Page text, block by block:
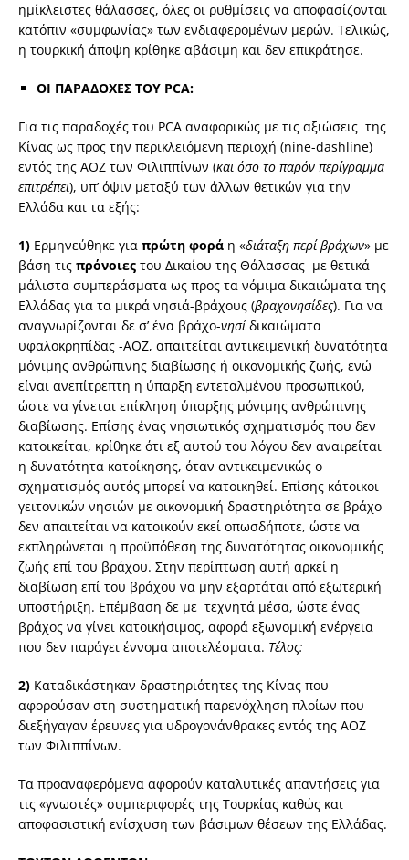
ημίκλειστες θάλασσες, όλες οι ρυθμίσεις να αποφασίζονται
κατόπιν «συμφωνίας» των ενδιαφερομένων μερών. Τελικώς,
η τουρκική άποψη κρίθηκε αβάσιμη και δεν επικράτησε.
ΟΙ ΠΑΡΑΔΟΧΕΣ ΤΟΥ PCA:
Για τις παραδοχές του PCA αναφορικώς με τις αξιώσεις της
Κίνας ως προς την περικλειόμενη περιοχή (nine-dashline)
εντός της ΑΟΖ των Φιλιππίνων (και όσο το παρόν περίγραμμα
επιτρέπει), υπ’ όψιν μεταξύ των άλλων θετικών για την
Ελλάδα και τα εξής:
1) Ερμηνεύθηκε για πρώτη φορά η «διάταξη περί βράχων» με
βάση τις πρόνοιες του Δικαίου της Θάλασσας με θετικά
μάλιστα συμπεράσματα ως προς τα νόμιμα δικαιώματα της
Ελλάδας για τα μικρά νησιά-βράχους (βραχονησίδες). Για να
αναγνωρίζονται δε σ’ ένα βράχο-νησίδικαιώματα
υφαλοκρηπίδας -ΑΟΖ, απαιτείται αντικειμενική δυνατότητα
μόνιμης ανθρώπινης διαβίωσης ή οικονομικής ζωής, ενώ
είναι ανεπίτρεπτη η ύπαρξη εντεταλμένου προσωπικού,
ώστε να γίνεται επίκληση ύπαρξης μόνιμης ανθρώπινης
διαβίωσης. Επίσης ένας νησιωτικός σχηματισμός που δεν
κατοικείται, κρίθηκε ότι εξ αυτού του λόγου δεν αναιρείται
η δυνατότητα κατοίκησης, όταν αντικειμενικώς ο
σχηματισμός αυτός μπορεί να κατοικηθεί. Επίσης κάτοικοι
γειτονικών νησιών με οικονομική δραστηριότητα σε βράχο
δεν απαιτείται να κατοικούν εκεί οπωσδήποτε, ώστε να
εκπληρώνεται η προϋπόθεση της δυνατότητας οικονομικής
ζωής επί του βράχου. Στην περίπτωση αυτή αρκεί η
διαβίωση επί του βράχου να μην εξαρτάται από εξωτερική
υποστήριξη. Επέμβαση δε με τεχνητά μέσα, ώστε ένας
βράχος να γίνει κατοικήσιμος, αφορά εξωνομική ενέργεια
που δεν παράγει έννομα αποτελέσματα. Τέλος:
2) Καταδικάστηκαν δραστηριότητες της Κίνας που
αφορούσαν στη συστηματική παρενόχληση πλοίων που
διεξήγαγαν έρευνες για υδρογονάνθρακες εντός της ΑΟΖ
των Φιλιππίνων.
Τα προαναφερόμενα αφορούν καταλυτικές απαντήσεις για
τις «γνωστές» συμπεριφορές της Τουρκίας καθώς και
αποφασιστική ενίσχυση των βάσιμων θέσεων της Ελλάδας.